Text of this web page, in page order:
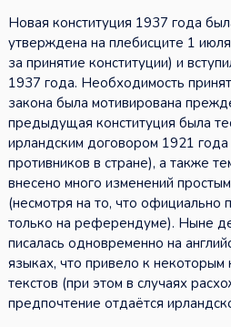
Новая конституция 1937 года
утверждена на плебисците 1
за принятие конституции) и
1937 года. Необходимость
закона была мотивирована
предыдущая конституция была
ирландским договором 1921
противников в стране), а также
внесено много изменений
(несмотря на то, что официально
только на референдуме). Ныне
писалась одновременно на
языках, что привело к некоторым
текстов (при этом в случаях
предпочтение отдаётся